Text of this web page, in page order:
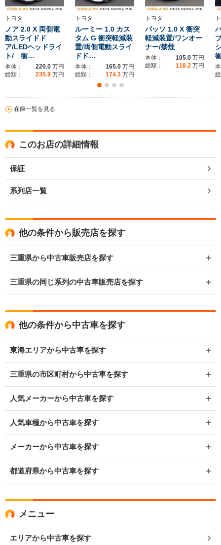
トヨタ
ノア 2.0 X 両側電
動スライドド
ア/LEDヘッドライ
ト/ 衝…
本体： 220.0 万円
総額：
235.9 万円
トヨタ
ルーミー 1.0 カス
タム G 衝突軽減装
置/両側電動スライ
ドド…
本体： 165.0 万円
総額：
174.3 万円
トヨタ
パッソ 1.0 X 衝突
軽減装置/ワンオー
ナー/禁煙
本体： 105.0 万円
総額：
118.2 万円
在庫一覧を見る
このお店の詳細情報
保証
系列店一覧
他の条件から販売店を探す
三重県から中古車販売店を探す
三重県の同じ系列の中古車販売店を探す
他の条件から中古車を探す
東海エリアから中古車を探す
三重県の市区町村から中古車を探す
人気メーカーから中古車を探す
人気車種から中古車を探す
メーカーから中古車を探す
都道府県から中古車を探す
メニュー
エリアから中古車を探す